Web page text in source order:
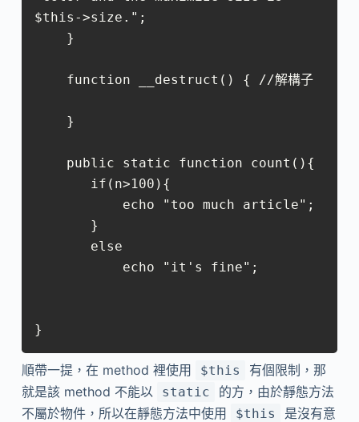
$this->size.";
}
順帶一提，在 method 裡使用 $this
有個限制，那
就是該 method 不能以
static
的方，由於靜態方法
不屬於物件，所以在靜態方法中使用
$this
是沒有意